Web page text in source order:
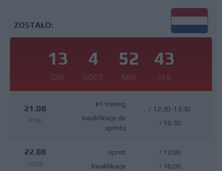
ZOSTAŁO:
13
DNI
4
GODZ
52
MIN
42
SEK
21.08
/PIĄ/
#1 trening
kwalifikacje do
sprintu
/ 12:30-13:30
/ 16:30
22.08
/SOB/
sprint
kwalifikacje
/ 12:00
/ 16:00